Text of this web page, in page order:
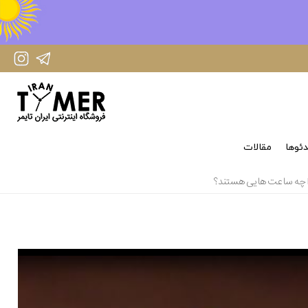
IranTimer Instagram Page
مقالات